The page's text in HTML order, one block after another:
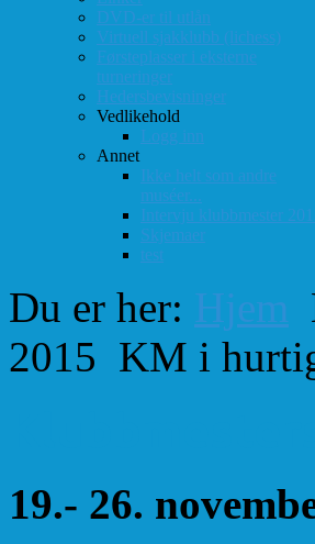
DVD-er til utlån
Virtuell sjakklubb (lichess)
Førsteplasser i eksterne
turneringer
Hedersbevisninger
Vedlikehold
Logg inn
Annet
Ikke helt som andre
muséer...
Intervju klubbmester
Skjemaer
test
Du er her: Hjem
2015 KM i
19.- 26.